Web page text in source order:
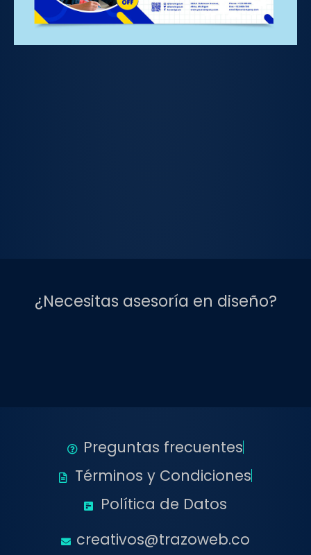
¿Necesitas asesoría en diseño?
Preguntas frecuentes
Términos y Condiciones
Política de Datos
creativos@trazoweb.co